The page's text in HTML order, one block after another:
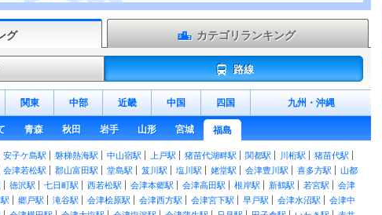
グ カテゴリランキング
路線
関東 中部 近畿 中国 四国 九州 ・ 沖縄
青森 秋田 岩手 山形 宮城 福島
安子ケ島駅 磐梯熱海駅 中山宿駅 上戸駅 猪苗代湖畔駅 関都駅 川桁駅
猪苗代駅
会津若松駅 郡山富田駅 堂島駅 笈川駅 塩川駅 姥堂駅 会津豊川駅 喜多方駅
山都
徳沢駅 七日町駅 西若松駅 会津本郷駅 会津高田駅 根岸駅 新鶴駅 若宮駅
会津
郷戸駅 滝谷駅 会津桧原駅 会津西方駅 会津宮下駅 早戸駅 会津水沼駅
会津中